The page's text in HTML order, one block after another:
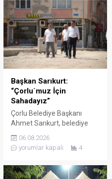
Mustafa Dönmez ve UMKE
çalışanları, Tekirdağ valisi
Sayın Recep Soytürk’ü
makamında ziyaret etti.
Ziyaret sırasında İl Sağlık
Müdürü Onar, UMKE Haftası
münasebetiyle
düzenlenecek etkinlikler
hakkında Vali Soytürk’e bilgi
verdi. Ziyaretten...
Başkan Sarıkurt:
“Çorlu`muz İçin
Sahadayız”
Çorlu Belediye Başkanı
Ahmet Sarıkurt, belediye
faaliyetlerini yerinde
denetlemek ve
vatandaşlarla birebir temas
gerçekleştirdiği mahalle
06.08.2026
yorumlar kapalı
4